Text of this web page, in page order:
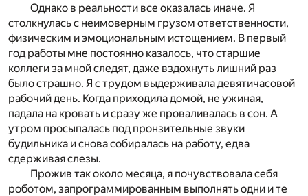
Однако в реальности все оказалась иначе. Я
столкнулась с неимоверным грузом ответственности,
физическим и эмоциональным истощением. В первый
год работы мне постоянно казалось, что старшие
коллеги за мной следят, даже вздохнуть лишний раз
было страшно. Я с трудом выдерживала девятичасовой
рабочий день. Когда приходила домой, не ужиная,
падала на кровать и сразу же проваливалась в сон. А
утром просыпалась под пронзительные звуки
будильника и снова собиралась на работу, едва
сдерживая слезы.
Прожив так около месяца, я почувствовала себя
роботом, запрограммированным выполнять одни и те